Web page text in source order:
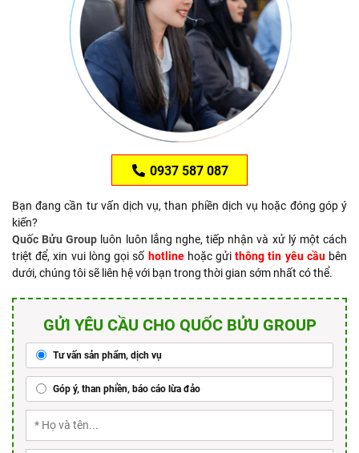
0937 587 087
Bạn đang cần tư vấn dịch vụ, than phiền dịch vụ hoặc đóng góp ý
kiến?
Quốc Bửu Group luôn luôn lắng nghe, tiếp nhận và xử lý một cách
triệt để, xin vui lòng gọi số hotlinehoặc gửithông tin yêu cầubên
dưới, chúng tôi sẽ liên hệ với bạn trong thời gian sớm nhất có thể.
GỬI YÊU CẦU CHO QUỐC BỬU GROUP
Tư vấn sản phẩm, dịch vụ
Góp ý, than phiền, báo cáo lừa đảo